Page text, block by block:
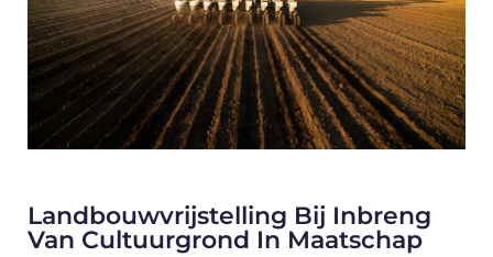
Landbouwvrijstelling Bij Inbreng
Van Cultuurgrond In Maatschap